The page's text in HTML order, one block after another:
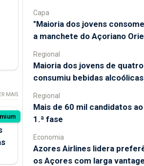
MAIS
Capa
"Maioria dos jovens
a manchete do Açoriano
Regional
Maioria dos jovens de
consumiu bebidas alcoólicas
Regional
Mais de 60 mil candidatos
1.ª fase
Economia
Azores Airlines lidera
os Açores com larga